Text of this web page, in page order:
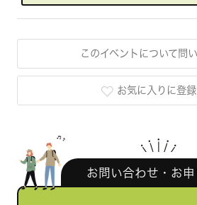
お気に入りに登
このイベントについて問
お問い合わせ・お